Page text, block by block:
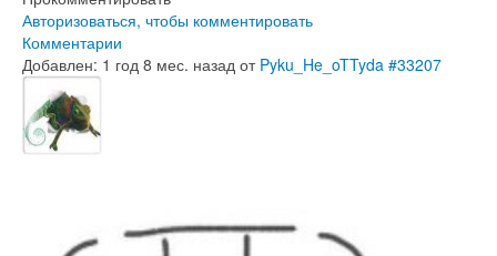
Авторизоваться, чтобы комментировать
Комментарии
Добавлен: 1 год 8 мес. назад от Pyku_He_oTTyda #33207